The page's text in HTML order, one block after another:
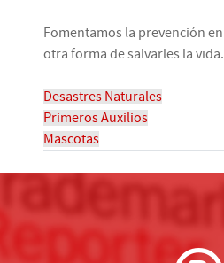
Fomentamos la prevención
otra forma de salvarles la vida.
Desastres Naturales
Primeros Auxilios
Mascotas